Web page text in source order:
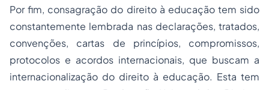
Por fim, consagração do direito à educação tem sido
constantemente lembrada nas declarações, tratados,
convenções, cartas de princípios, compromissos,
protocolos e acordos internacionais, que buscam a
internacionalização do direito à educação. Esta tem